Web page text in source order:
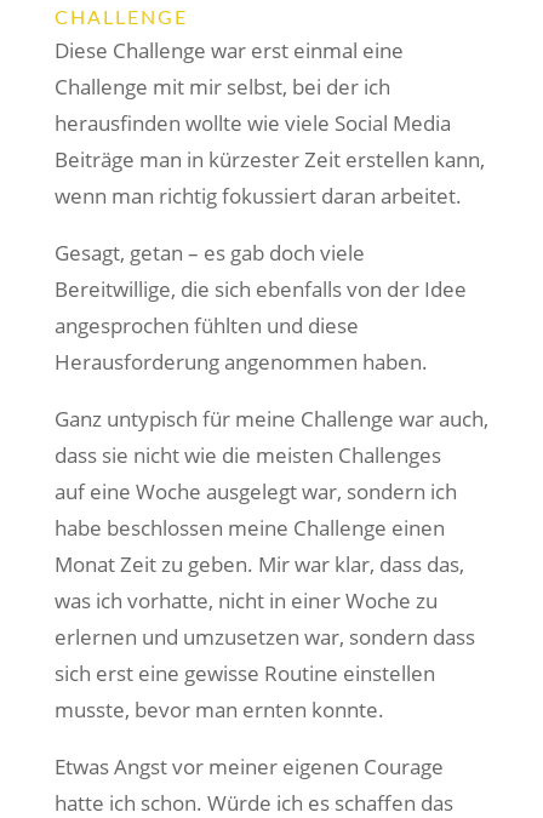
CHALLENGE
Diese Challenge war erst einmal eine
Challenge mit mir selbst, bei der ich
herausfinden wollte wie viele Social Media
Beiträge man in kürzester Zeit erstellen kann,
wenn man richtig fokussiert daran arbeitet.
Gesagt, getan – es gab doch viele
Bereitwillige, die sich ebenfalls von der Idee
angesprochen fühlten und diese
Herausforderung angenommen haben.
Ganz untypisch für meine Challenge war auch,
dass sie nicht wie die meisten Challenges
auf eine Woche ausgelegt war, sondern ich
habe beschlossen meine Challenge einen
Monat Zeit zu geben. Mir war klar, dass das,
was ich vorhatte, nicht in einer Woche zu
erlernen und umzusetzen war, sondern dass
sich erst eine gewisse Routine einstellen
musste, bevor man ernten konnte.
Etwas Angst vor meiner eigenen Courage
hatte ich schon. Würde ich es schaffen das